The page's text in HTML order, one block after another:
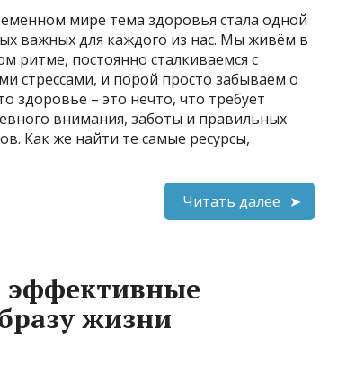
мире тема здоровья стала одной
важных для каждого из нас. Мы живём в
ритме, постоянно сталкиваемся с
стрессами, и порой просто забываем о
здоровье – это нечто, что требует
внимания, заботы и правильных
Как же найти те самые ресурсы,
Читать далее
эффективные
жизни